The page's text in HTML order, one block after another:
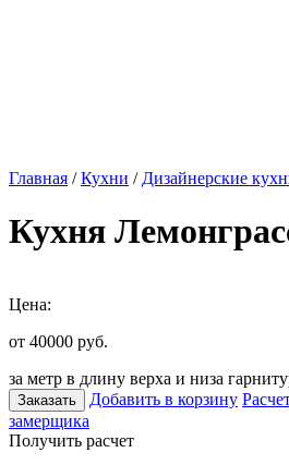
Главная /Кухни / Дизайнерские
Кухня
Цена:
от 40000 руб.
за метр в длину верха и низа
Заказать Добавить в корзину
замерщика
Получить расчет